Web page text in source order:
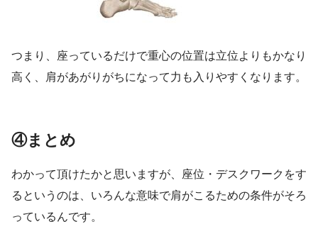
つまり、座っているだけで重心の位置は立位よりもかなり
高く、肩があがりがちになって力も入りやすくなります。
④まとめ
わかって頂けたかと思いますが、座位・デスクワークをす
るというのは、いろんな意味で肩がこるための条件がそろ
っているんです。